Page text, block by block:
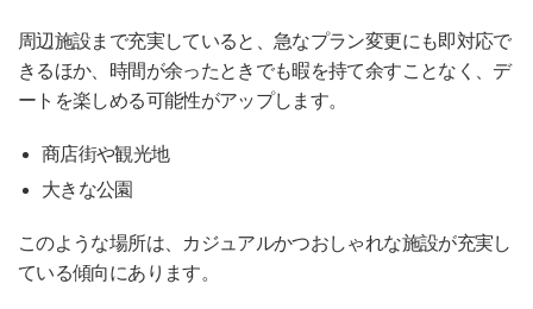
周辺施設まで充実していると、急なプラン変更にも即対応で
きるほか、時間が余ったときでも暇を持て余すことなく、デ
ートを楽しめる可能性がアップします。
商店街や観光地
大きな公園
このような場所は、カジュアルかつおしゃれな施設が充実し
ている傾向にあります。